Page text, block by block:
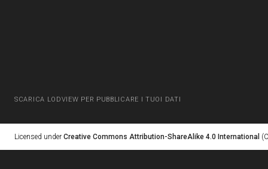
SCARICA LODVIEW PER PUBBLICARE I TUOI DATI
Licensed under Creative Commons Attribution-ShareAlike 4.0 International